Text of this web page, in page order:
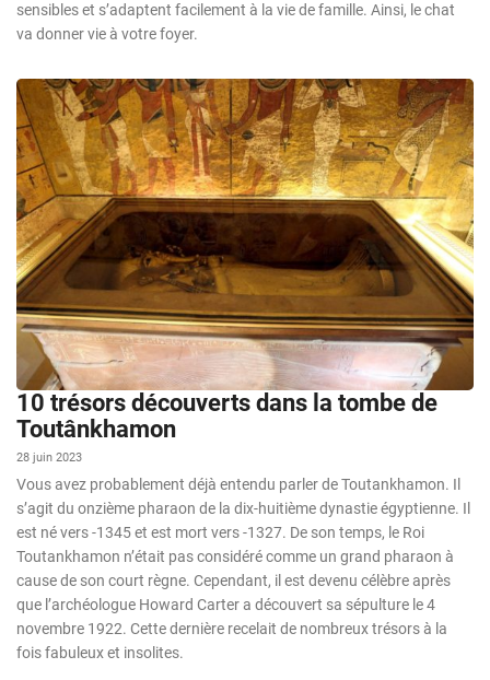
sensibles et s’adaptent facilement à la vie de famille. Ainsi, le chat
va donner vie à votre foyer.
10 trésors découverts dans la tombe de
Toutânkhamon
28 juin 2023
Vous avez probablement déjà entendu parler de Toutankhamon. Il
s’agit du onzième pharaon de la dix-huitième dynastie égyptienne. Il
est né vers -1345 et est mort vers -1327. De son temps, le Roi
Toutankhamon n’était pas considéré comme un grand pharaon à
cause de son court règne. Cependant, il est devenu célèbre après
que l’archéologue Howard Carter a découvert sa sépulture le 4
novembre 1922. Cette dernière recelait de nombreux trésors à la
fois fabuleux et insolites.